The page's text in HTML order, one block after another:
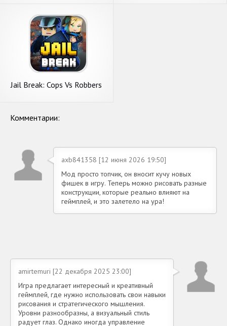
Jail Break: Cops Vs Robbers
Комментарии:
axb841358 [12 июня 2026 19:50]
Мод просто топчик, он вносит кучу новых
фишек в игру. Теперь можно рисовать разные
конструкции, которые реально влияют на
геймплей, и это залетело на ура!
amirtemuri [22 декабря 2025 23:00]
Игра предлагает интересный и креативный
геймплей, где нужно использовать свои навыки
рисования и стратегического мышления.
Уровни разнообразны, а визуальный стиль
радует глаз. Однако иногда управление